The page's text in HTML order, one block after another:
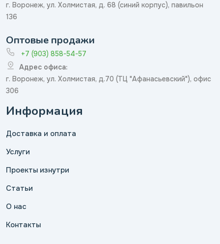
г. Воронеж, ул. Холмистая, д. 68 (синий корпус), павильон
136
Оптовые продажи
+7 (903) 858-54-57
Адрес офиса:
г. Воронеж, ул. Холмистая, д.70 (ТЦ "Афанасьевский"), офис
306
Информация
Доставка и оплата
Услуги
Проекты изнутри
Статьи
О нас
Контакты